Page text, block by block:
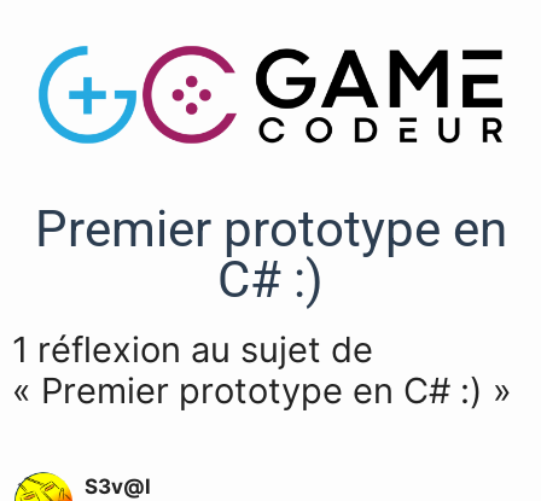
Premier prototype en
C# :)
1 réflexion au sujet de
« Premier prototype en C# :) »
S3v@l